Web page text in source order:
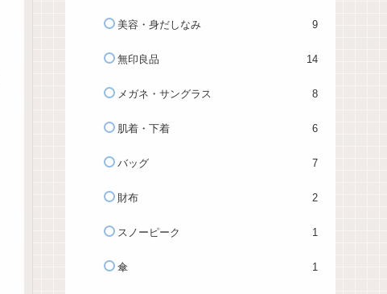
美容・身だしなみ 9
無印良品 14
メガネ・サングラス 8
肌着・下着 6
バッグ 7
財布 2
スノーピーク 1
傘 1